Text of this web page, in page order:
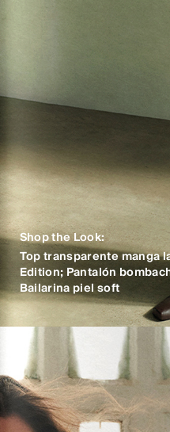
Shop the Look:
Top transparente manga
Edition; Pantalón
Bailarina piel soft